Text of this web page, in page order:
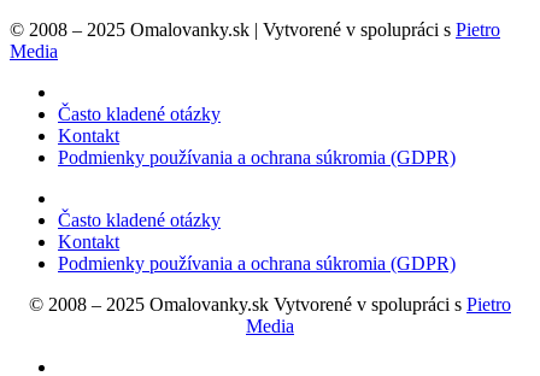
© 2008 – 2025 Omalovanky.sk | Vytvorené v spolupráci s Pietro
Media
Často kladené otázky
Kontakt
Podmienky používania a ochrana súkromia (GDPR)
Často kladené otázky
Kontakt
Podmienky používania a ochrana súkromia (GDPR)
© 2008 – 2025 Omalovanky.sk Vytvorené v spolupráci s Pietro
Media